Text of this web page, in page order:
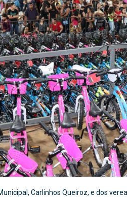
Carlinhos Queiroz, e dos